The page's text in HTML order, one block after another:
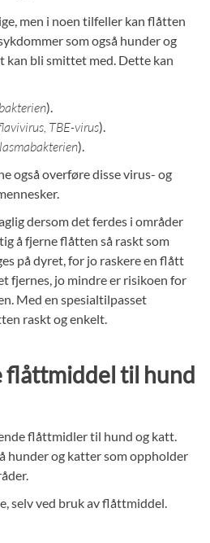
men i noen tilfeller kan flåtten
som også hunder og
bli smittet med. Dette kan
).
TBE-virus).
).
også overføre disse virus- og
dersom det ferdes i områder
å fjerne flåtten så raskt som
på dyret, for jo raskere en flått
fjernes, jo mindre er risikoen for
Med en spesialtilpasset
raskt og enkelt.
flåttmiddel til hund
flåttmidler til hund og katt.
hunder og katter som oppholder
selv ved bruk av flåttmiddel.